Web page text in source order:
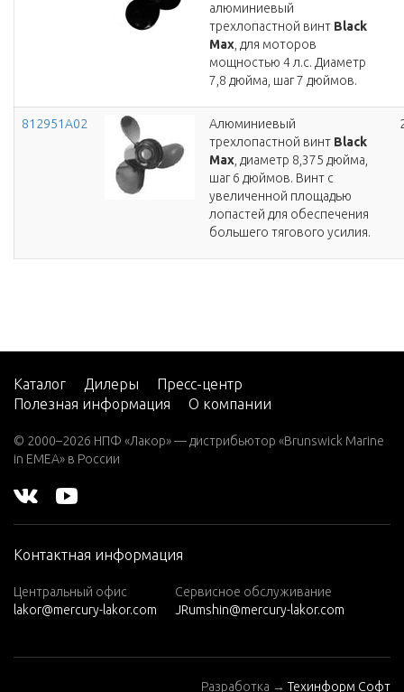
алюминиевый
трехлопастной винт Black
Max , для моторов
мощностью 4 л.с. Диаметр
7,8 дюйма, шаг 7 дюймов.
812951A02
Алюминиевый
трехлопастной винт Black
Max , диаметр 8,375 дюйма,
шаг 6 дюймов. Винт с
увеличенной площадью
лопастей для обеспечения
большего тягового усилия.
Каталог Дилеры
Пресс-центр
Полезная информация
О компании
© 2000–2026 НПФ «Лакор» — дистрибьютор «Brunswick Marine
in EMEA» в России
Контактная информация
Центральный офис
lakor@mercury-lakor.com
Сервисное обслуживание
JRumshin@mercury-lakor.com
Разработка → Техинформ Софт